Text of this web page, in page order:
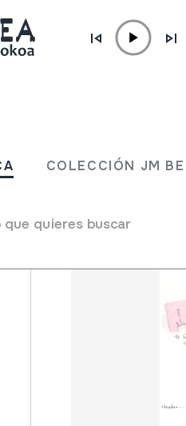
COLECCIÓN JM
que quieres buscar